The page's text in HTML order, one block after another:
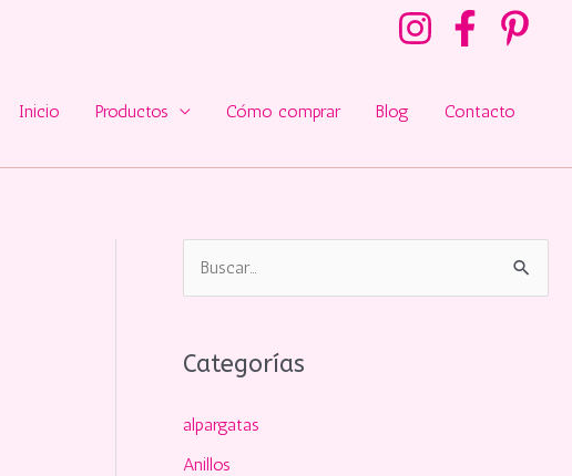
Inicio Productos Cómo comprar Blog Contacto
u
c
r
p
Categorías
alpargatas
Anillos